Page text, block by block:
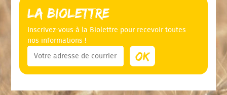
La Biolettre
Inscrivez-vous à la Biolettre pour recevoir toutes
nos informations !